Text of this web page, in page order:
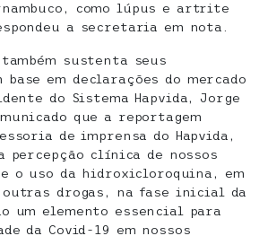
como lúpus e artrite
a secretaria em nota.
sustenta seus
base em declarações do mercado
do Sistema Hapvida, Jorge
que a reportagem
de imprensa do Hapvida,
percepção clínica de nossos
o uso da hidroxicloroquina, em
outras drogas, na fase inicial da
um elemento essencial para
da Covid-19 em nossos